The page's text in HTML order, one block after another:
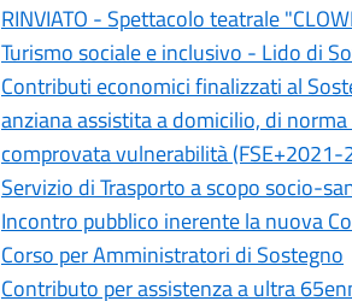
RINVIATO - Spettacolo teatrale
Turismo sociale e inclusivo - Lido di
Contributi economici finalizzati al
anziana assistita a domicilio, di
comprovata vulnerabilità
Servizio di Trasporto a scopo socio-
Incontro pubblico inerente la nuova
Corso per Amministratori di Sostegno
Contributo per assistenza a ultra